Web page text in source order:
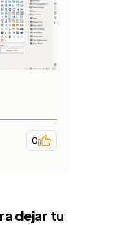
0
dejar tu